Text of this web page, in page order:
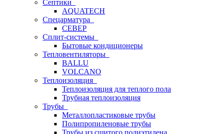
Септики
AQUATECH
Спецарматура
СЕВЕР
Сплит-системы
Бытовые кондиционеры
Тепловентиляторы
BALLU
VOLCANO
Теплоизоляция
Теплоизоляция для теплого пола
Трубная теплоизоляция
Трубы
Металлопластиковые трубы
Полипропиленовые трубы
Трубы из сшитого полиэтилена